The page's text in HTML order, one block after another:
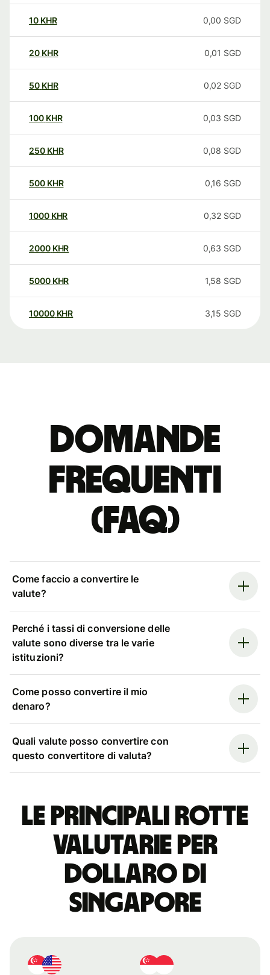
10 KHR 0,00 SGD
20 KHR 0,01 SGD
50 KHR 0,02 SGD
100 KHR 0,03 SGD
250 KHR 0,08 SGD
500 KHR 0,16 SGD
1000 KHR 0,32 SGD
2000 KHR 0,63 SGD
5000 KHR 1,58 SGD
10000 KHR 3,15 SGD
Domande
Frequenti
(FAQ)
Come faccio a convertire le
valute?
Perché i tassi di conversione delle
valute sono diverse tra le varie
istituzioni?
Come posso convertire il mio
denaro?
Quali valute posso convertire con
questo convertitore di valuta?
Le principali rotte
valutarie per
dollaro di
Singapore